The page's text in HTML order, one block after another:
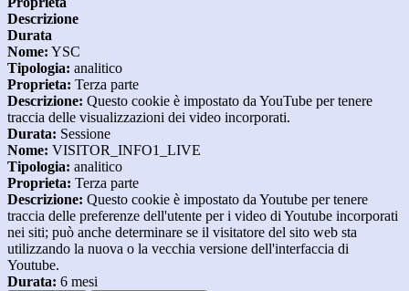
Descrizione
Durata
Nome: YSC
Tipologia: analitico
Proprieta: Terza parte
Descrizione: Questo cookie è impostato da YouTube per tenere
traccia delle visualizzazioni dei video incorporati.
Durata: Sessione
Nome: VISITOR_INFO1_LIVE
Tipologia: analitico
Proprieta: Terza parte
Descrizione: Questo cookie è impostato da Youtube per tenere
traccia delle preferenze dell'utente per i video di Youtube incorporati
nei siti; può anche determinare se il visitatore del sito web sta
utilizzando la nuova o la vecchia versione dell'interfaccia di
Youtube.
Durata: 6 mesi